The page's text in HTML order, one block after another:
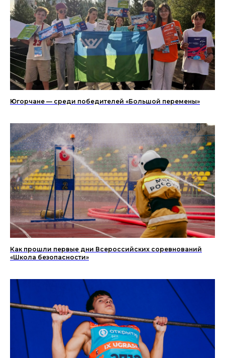
Югорчане — среди победителей «Большой перемены»
Как прошли первые дни Всероссийских соревнований
«Школа безопасности»